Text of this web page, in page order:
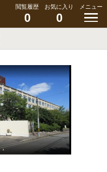
閲覧履歴
0
お気に入り
0
メニュー